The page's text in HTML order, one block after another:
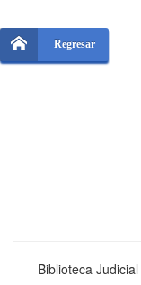
Regresar
Biblioteca Judicial